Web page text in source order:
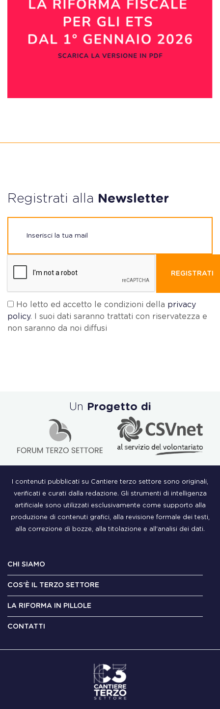
Registrati alla Newsletter
REGISTRATI
Ho letto ed accetto le condizioni della privacy
policy. I suoi dati saranno trattati con riservatezza e
non saranno da noi diffusi
Un Progetto di
I contenuti pubblicati su Cantiere terzo settore sono originali,
verificati e curati dalla redazione. Gli strumenti di intelligenza
artificiale sono utilizzati esclusivamente come supporto alla
produzione di contenuti grafici, alla revisione formale dei testi,
alla correzione di bozze, alla titolazione e all'analisi dei dati.
CHI SIAMO
COS'È IL TERZO SETTORE
LA RIFORMA IN PILLOLE
CONTATTI